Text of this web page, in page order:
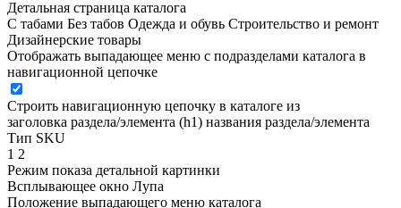
Детальная страница каталога
С табами Без табов Одежда и обувь Строительство и ремонт
Дизайнерские товары
Отображать выпадающее меню с подразделами каталога в
навигационной цепочке
Строить навигационную цепочку в каталоге из
заголовка раздела/элемента (h1) названия раздела/элемента
Тип SKU
1 2
Режим показа детальной картинки
Всплывающее окно Лупа
Положение выпадающего меню каталога